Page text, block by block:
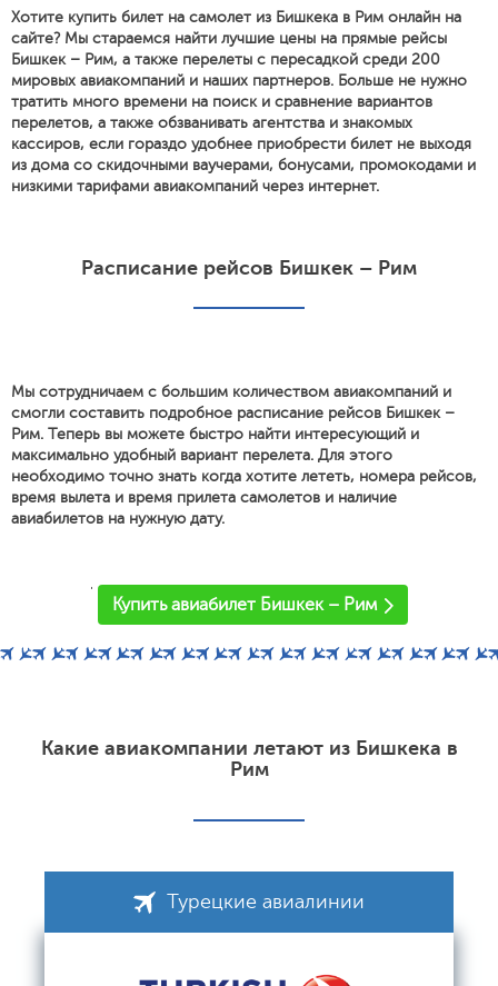
Хотите купить билет на самолет из Бишкека в Рим онлайн на
сайте? Мы стараемся найти лучшие цены на прямые рейсы
Бишкек – Рим, а также перелеты с пересадкой среди 200
мировых авиакомпаний и наших партнеров. Больше не нужно
тратить много времени на поиск и сравнение вариантов
перелетов, а также обзванивать агентства и знакомых
кассиров, если гораздо удобнее приобрести билет не выходя
из дома со скидочными ваучерами, бонусами, промокодами и
низкими тарифами авиакомпаний через интернет.
Расписание рейсов Бишкек – Рим
Мы сотрудничаем с большим количеством авиакомпаний и
смогли составить подробное расписание рейсов Бишкек –
Рим. Теперь вы можете быстро найти интересующий и
максимально удобный вариант перелета. Для этого
необходимо точно знать когда хотите лететь, номера рейсов,
время вылета и время прилета самолетов и наличие
авиабилетов на нужную дату.
'
Купить авиабилет Бишкек – Рим
Какие авиакомпании летают из Бишкека в
Рим
Турецкие авиалинии